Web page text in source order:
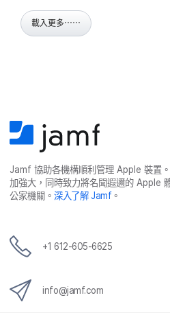
載入更多⋯⋯
Jamf協助​各​機構​順利​管理 Apple裝置
加強​大，​同時​致力​將​名聞​遐邇​的 Apple
公家​機關。深入​了​解Jamf。
+1 612-605-6625
info@jamf.com